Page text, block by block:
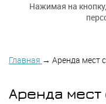
Нажимая на
Главная → Аренда мест
Аренда мест